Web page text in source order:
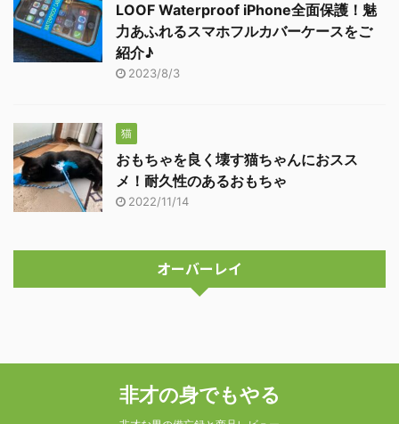
LOOF Waterproof iPhone全面保護！魅
力あふれるスマホフルカバーケースをご
紹介♪
2023/8/3
猫
おもちゃを良く壊す猫ちゃんにおスス
メ！耐久性のあるおもちゃ
2022/11/14
オーバーレイ
非才の身でもやる